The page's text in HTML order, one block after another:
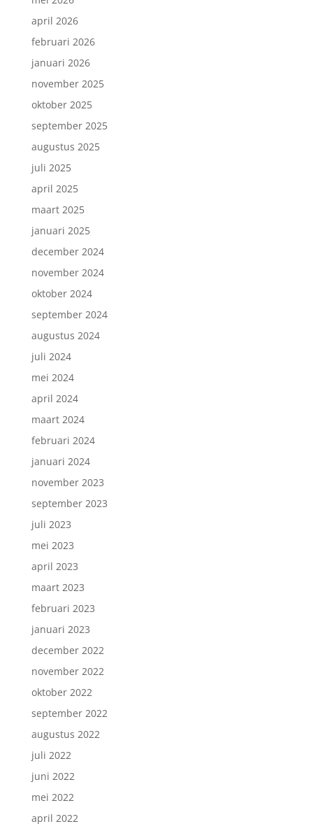
april 2026
februari 2026
januari 2026
november 2025
oktober 2025
september 2025
augustus 2025
juli 2025
april 2025
maart 2025
januari 2025
december 2024
november 2024
oktober 2024
september 2024
augustus 2024
juli 2024
mei 2024
april 2024
maart 2024
februari 2024
januari 2024
november 2023
september 2023
juli 2023
mei 2023
april 2023
maart 2023
februari 2023
januari 2023
december 2022
november 2022
oktober 2022
september 2022
augustus 2022
juli 2022
juni 2022
mei 2022
april 2022
Inschrijven nieuwsbrief.